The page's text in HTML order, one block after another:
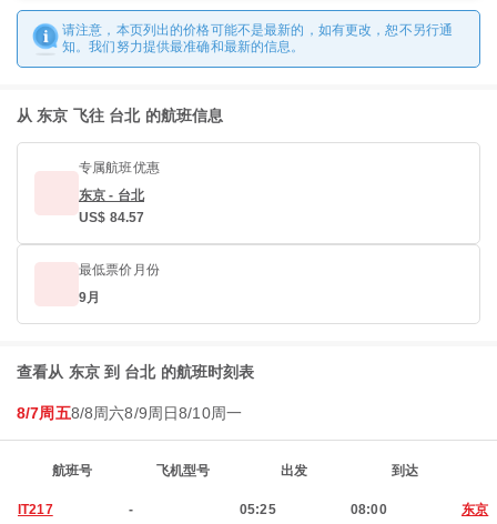
请注意，本页列出的价格可能不是最新的，如有更改，恕不另行通
知。我们努力提供最准确和最新的信息。
从 东京 飞往 台北 的航班信息
专属航班优惠
东京 - 台北
US$ 84.57
最低票价月份
9月
查看从 东京 到 台北 的航班时刻表
8/7周五8/8周六8/9周日8/10周一
航班号 飞机型号 出发 到达
IT217 - 05:25 08:00 东京